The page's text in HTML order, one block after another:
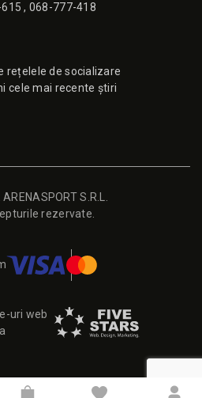
615, 068-777-418
rețelele de socializare
cele mai recente știri
S.R.L.
rezervate.
uri web